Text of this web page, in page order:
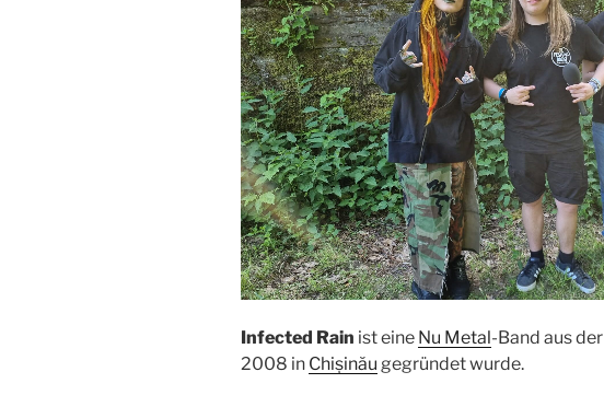
Infected Rain ist eine Nu Metal-Band aus der
2008 in Chișinău gegründet wurde.